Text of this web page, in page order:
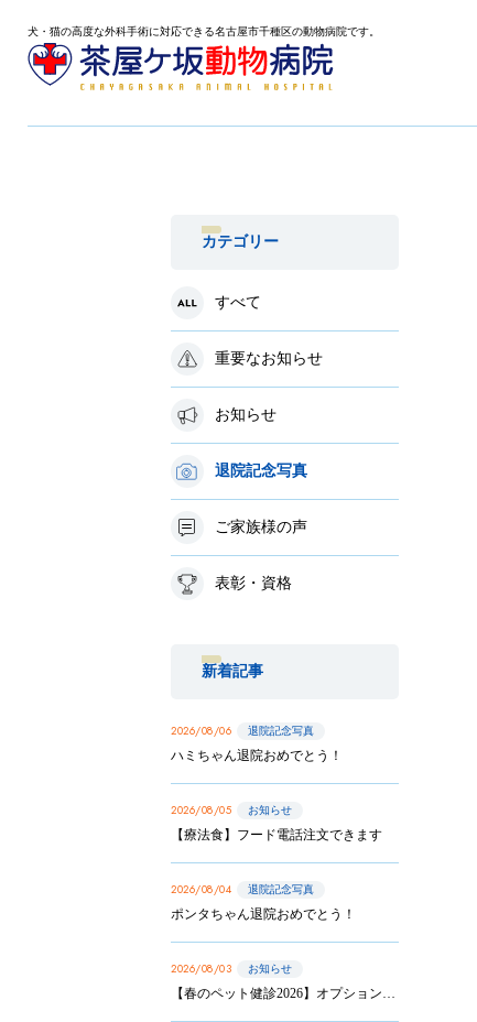
犬・猫の高度な外科手術に対応できる名古屋市千種区の動物病院です。
カテゴリー
すべて
重要なお知らせ
お知らせ
退院記念写真
ご家族様の声
表彰・資格
新着記事
2026/08/06 退院記念写真
ハミちゃん退院おめでとう！
2026/08/05 お知らせ
【療法食】フード電話注文できます
2026/08/04 退院記念写真
ポンタちゃん退院おめでとう！
2026/08/03 お知らせ
【春のペット健診2026】オプション実施は8/31まで！